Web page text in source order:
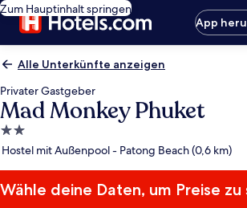
Zum Hauptinhalt springen
App
Alle Unterkünfte anzeigen
Privater Gastgeber
Mad Monkey Phuket
2.0-
Sterne-
Hostel mit Außenpool - Patong Beach (0,6 km)
Wähle deine Daten, um Preise zu